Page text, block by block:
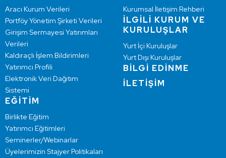
Aracı Kurum Verileri
Portföy Yönetim Şirketi Verileri
Girişim Sermayesi Yatırımları
Verileri
Kaldıraçlı İşlem Bildirimleri
Yatırımcı Profili
Elektronik Veri Dağıtım
Sistemi
EĞİTİM
Birlikte Eğitim
Yatırımcı Eğitimleri
Seminerler/Webinarlar
Üyelerimizin Stajyer Politikaları
Kurumsal İletişim Rehberi
İLGİLİ KURUM VE
KURULUŞLAR
Yurt İçi Kuruluşlar
Yurt Dışı Kuruluşlar
BİLGİ EDİNME
İLETİŞİM